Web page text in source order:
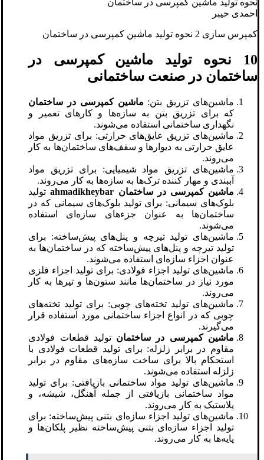
احمدی خیبر
کمپرس سازی 2 نحوه تولید ماشین کمپرسی در ساختمان
10 نحوه تولید ماشین کمپرسی در
ساختمان در صنعت ساختمانی
ماشین‌های تزریق بتن: ماشین کمپرسی در ساختمان
که برای تزریق بتن به سازه‌ها و کارهای تعمیر و
نگهداری ساختمانی استفاده می‌شوند.
ماشین‌های تزریق عایق‌های حرارتی: برای تزریق مواد
عایق حرارتی به دیوارها و سقف‌های ساختمان‌ها به کار
می‌روند.
ماشین‌های تزریق مواد شیمیایی: برای تزریق مواد
آببندی و مهار کننده ترک‌ها به سازه‌ها به کار می‌روند.
ماشین کمپرسی در ساختمان ahmadikheybarتولید
بلوک‌های سیمانی: برای تولید بلوک‌های سیمانی که در
ساختمان‌ها به عنوان جزء‌های سازه‌ای استفاده
می‌شوند.
ماشین‌های تولید تیرچه و پنل‌های پیش‌ساخته: برای
تولید تیرچه و پنل‌های پیش‌ساخته که در ساختمان‌ها به
عنوان اجزاء سازه‌ای استفاده می‌شوند.
ماشین‌های تولید اجزاء فولادی: برای تولید اجزاء فلزی
مورد نیاز در ساختمان‌ها مانند ستون‌ها و تیرها به کار
می‌روند.
ماشین‌های تولید تخته‌های چوبی: برای تولید تخته‌های
چوبی که در انواع اجزاء ساختمانی مورد استفاده قرار
می‌گیرند.
ماشین کمپرسی در ساختمان تولید قطعات فولادی
مقاوم در برابر زلزله: برای تولید قطعات فولادی با
استحکام بالا برای ساخت سازه‌های مقاوم در برابر
زلزله استفاده می‌شوند.
ماشین‌های تولید مواد ساختمانی بازیافتی: برای تولید
مواد ساختمانی بازیافتی از جمله آهنگل، شیشه، و
پلاستیک به کار می‌روند.
ماشین‌های تولید اجزاء سازه‌ای بتنی پیش‌ساخته: برای
تولید اجزاء سازه‌ای بتنی پیش‌ساخته نظیر پلکان‌ها و
پایه‌ها به کار می‌روند.